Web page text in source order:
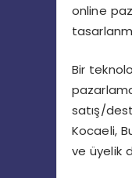
online
Bir
satış/
Kocaeli,
ve üyelik